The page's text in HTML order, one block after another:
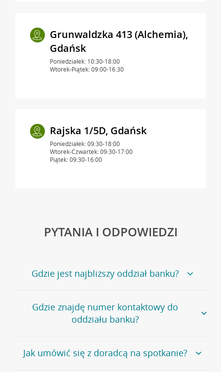
Grunwaldzka 413 (Alchemia),
Gdańsk
Poniedziałek: 10:30-18:00
Wtorek-Piątek: 09:00-16:30
Rajska 1/5D, Gdańsk
Poniedziałek: 09:30-18:00
Wtorek-Czwartek: 09:30-17:00
Piątek: 09:30-16:00
PYTANIA I ODPOWIEDZI
Gdzie jest najbliższy oddział banku?
Jeśli szukasz oddziału naszego banku, zapraszamy na
stronęPlacówki i bankomaty, na której znajduje się
wygodna wyszukiwarka.
oddziałów
Gdzie znajdę numer kontaktowy do
oddziału banku?
Bank Credit Agricole nie udostępnia ogólnego numeru
telefonu do placówki bankowej.
Jak umówić się z doradcą na spotkanie?